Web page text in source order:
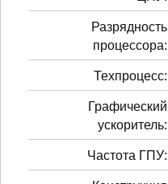
Разрядность
процессора:
Техпроцесс:
Графический
ускоритель:
Частота ГПУ: